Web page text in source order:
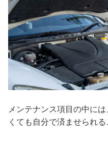
メンテナンス項目の中に
くても自分で済ませられる